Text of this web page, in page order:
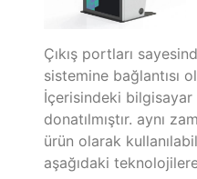
Çıkış portları
sistemine bağlantısı
İçerisindeki bilgisayar
donatılmıştır. aynı
ürün olarak
aşağıdaki